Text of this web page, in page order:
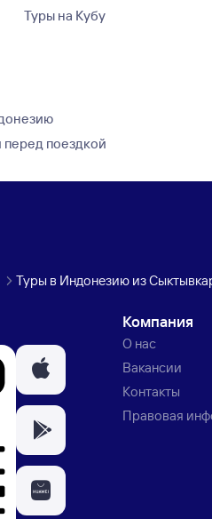
Туры на Кубу
перед поездкой
Туры в Индонезию из
Компания
О нас
Вакансии
Контакты
Правовая